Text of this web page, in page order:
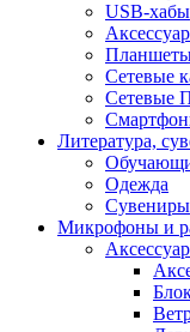
USB-хабы
Сетевые
Сетевые
Литература,
Одежда
Сувениры
Микрофоны и